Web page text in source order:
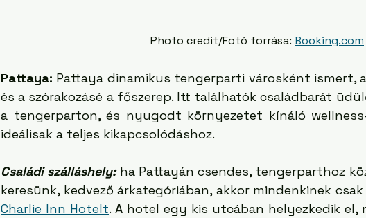
Photo credit/Fotó forrása: Booking.com
Pattaya: Pattaya dinamikus tengerparti városként ismert,
és a szórakozásé a főszerep. Itt találhatók családbarát
a tengerparton, és nyugodt környezetet kínáló
ideálisak a teljes kikapcsolódáshoz.
Családi szálláshely: ha Pattayán csendes, tengerparthoz
keresünk, kedvező árkategóriában, akkor mindenkinek
Charlie Inn Hotelt. A hotel egy kis utcában helyezkedik el,